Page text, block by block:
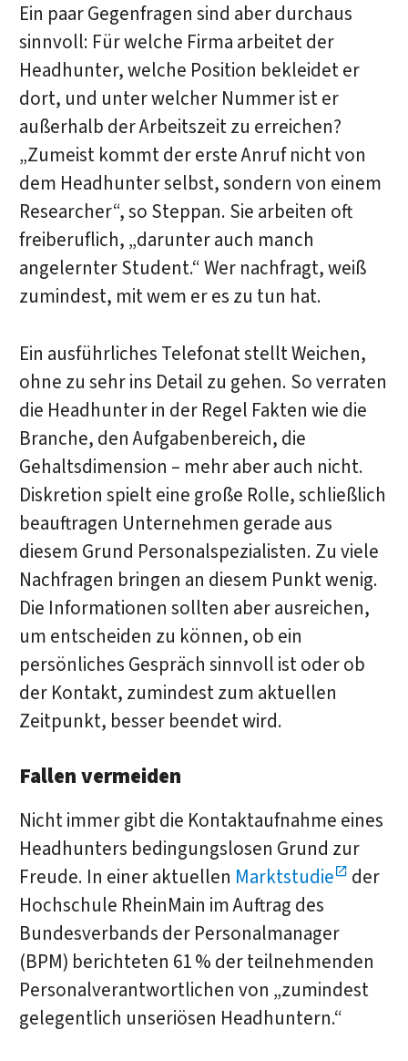
Ein paar Gegenfragen sind aber durchaus
sinnvoll: Für welche Firma arbeitet der
Headhunter, welche Position bekleidet er
dort, und unter welcher Nummer ist er
außerhalb der Arbeitszeit zu erreichen?
„Zumeist kommt der erste Anruf nicht von
dem Headhunter selbst, sondern von einem
Researcher“, so Steppan. Sie arbeiten oft
freiberuflich, „darunter auch manch
angelernter Student.“ Wer nachfragt, weiß
zumindest, mit wem er es zu tun hat.
Ein ausführliches Telefonat stellt Weichen,
ohne zu sehr ins Detail zu gehen. So verraten
die Headhunter in der Regel Fakten wie die
Branche, den Aufgabenbereich, die
Gehaltsdimension – mehr aber auch nicht.
Diskretion spielt eine große Rolle, schließlich
beauftragen Unternehmen gerade aus
diesem Grund Personalspezialisten. Zu viele
Nachfragen bringen an diesem Punkt wenig.
Die Informationen sollten aber ausreichen,
um entscheiden zu können, ob ein
persönliches Gespräch sinnvoll ist oder ob
der Kontakt, zumindest zum aktuellen
Zeitpunkt, besser beendet wird.
Fallen vermeiden
Nicht immer gibt die Kontaktaufnahme eines
Headhunters bedingungslosen Grund zur
Freude. In einer aktuellen Marktstudie
der
Hochschule RheinMain im Auftrag des
Bundesverbands der Personalmanager
(BPM) berichteten 61 % der teilnehmenden
Personalverantwortlichen von „zumindest
gelegentlich unseriösen Headhuntern.“